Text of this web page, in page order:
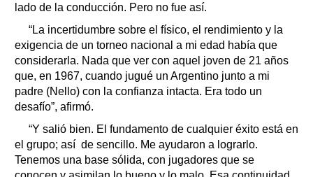
lado de la conducción. Pero no fue así.
“La incertidumbre sobre el físico, el rendimiento y la
exigencia de un torneo nacional a mi edad había que
considerarla. Nada que ver con aquel joven de 21 años
que, en 1967, cuando jugué un Argentino junto a mi
padre (Nello) con la confianza intacta. Era todo un
desafío”, afirmó.
“Y salió bien. El fundamento de cualquier éxito está en
el grupo; así de sencillo. Me ayudaron a lograrlo.
Tenemos una base sólida, con jugadores que se